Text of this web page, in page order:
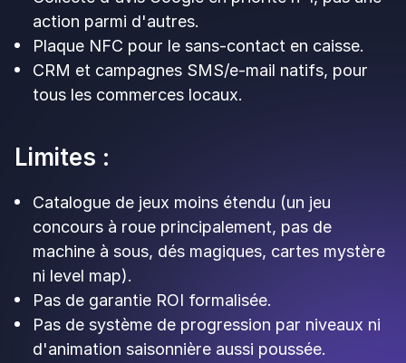
est une action parmi d'autres. Le ticket d'entrée
est élevé et l'engagement long parce que l'outil
est conçu pour des marques qui y investissent
sur la durée. C'est l'outil d'un directeur marketing
d'enseigne nationale.
Up Review est une plateforme de collecte d'avis
de faire monter la note Google rapidement via le
jeu concours, la NFC et le QR code, avec un CRM
et de la fidélisation SMS en complément. Le
budget est connu, l'engagement court. C'est
l'outil d'un gérant de commerce ou d'un
responsable de réseau moyen.